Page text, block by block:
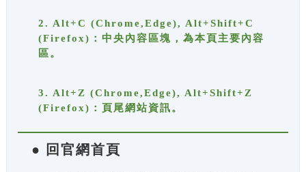
2. Alt+C (Chrome,Edge), Alt+Shift+C
(Firefox)：中央內容區塊，為本頁主要內容
區。
3. Alt+Z (Chrome,Edge), Alt+Shift+Z
(Firefox)：頁尾網站資訊。
● 回官網首頁